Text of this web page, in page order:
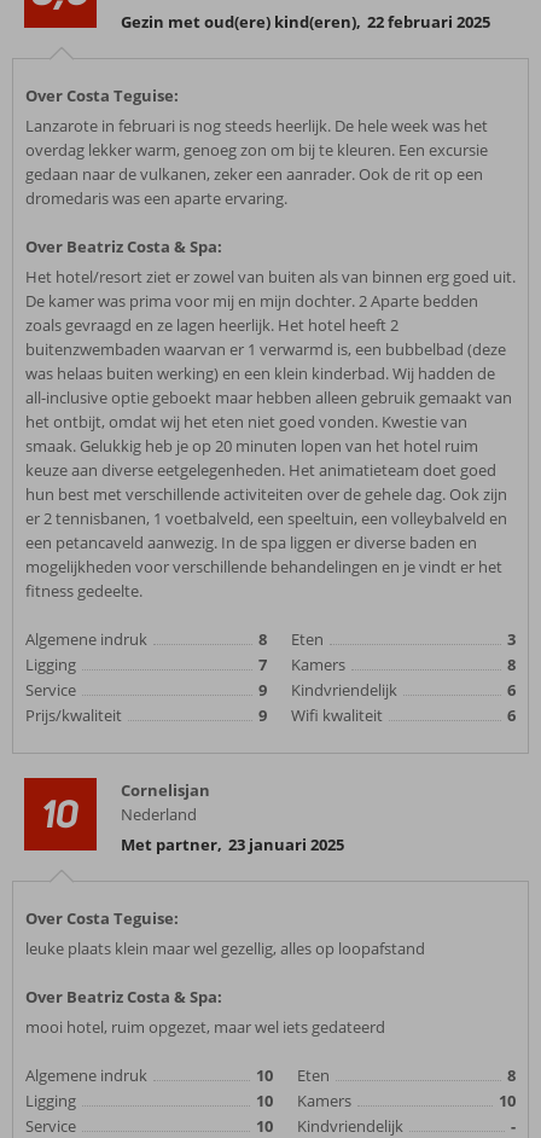
Gezin met oud(ere) kind(eren), 22 februari 2025
Over Costa Teguise:
Lanzarote in februari is nog steeds heerlijk. De hele week was het
overdag lekker warm, genoeg zon om bij te kleuren. Een excursie
gedaan naar de vulkanen, zeker een aanrader. Ook de rit op een
dromedaris was een aparte ervaring.
Over Beatriz Costa & Spa:
Het hotel/resort ziet er zowel van buiten als van binnen erg goed uit.
De kamer was prima voor mij en mijn dochter. 2 Aparte bedden
zoals gevraagd en ze lagen heerlijk. Het hotel heeft 2
buitenzwembaden waarvan er 1 verwarmd is, een bubbelbad (deze
was helaas buiten werking) en een klein kinderbad. Wij hadden de
all-inclusive optie geboekt maar hebben alleen gebruik gemaakt van
het ontbijt, omdat wij het eten niet goed vonden. Kwestie van
smaak. Gelukkig heb je op 20 minuten lopen van het hotel ruim
keuze aan diverse eetgelegenheden. Het animatieteam doet goed
hun best met verschillende activiteiten over de gehele dag. Ook zijn
er 2 tennisbanen, 1 voetbalveld, een speeltuin, een volleybalveld en
een petancaveld aanwezig. In de spa liggen er diverse baden en
mogelijkheden voor verschillende behandelingen en je vindt er het
fitness gedeelte.
Algemene indruk
8
Ligging
7
Service
9
Prijs/kwaliteit
9
Eten
3
Kamers
8
Kindvriendelijk
6
Wifi kwaliteit
6
10
Cornelisjan
Nederland
Met partner, 23 januari 2025
Over Costa Teguise:
leuke plaats klein maar wel gezellig, alles op loopafstand
Over Beatriz Costa & Spa:
mooi hotel, ruim opgezet, maar wel iets gedateerd
Algemene indruk
10
Ligging
10
Service
10
Eten
8
Kamers
10
Kindvriendelijk
-